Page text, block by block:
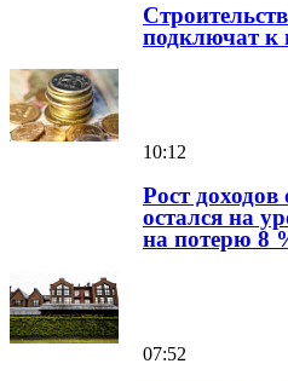
подключат к
10:12
Рост
остался на
на потерю 8
07:52